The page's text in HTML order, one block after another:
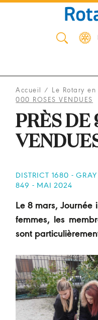
Accueil / Le Rotary
000 ROSES VENDUES
PRÈS DE
DISTRICT 1680 -
849 - MAI 2024
Le 8 mars, Journée
femmes, les
sont
Panneau de gestion des